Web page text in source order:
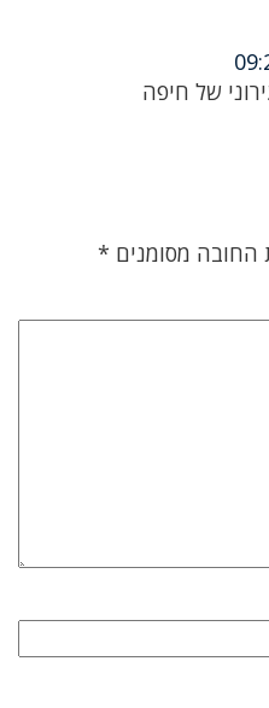
של חיפה
החובה מסומנים *